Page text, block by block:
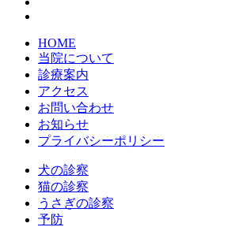
HOME
当院について
診療案内
アクセス
お問い合わせ
お知らせ
プライバシーポリシー
犬の診察
猫の診察
うさぎの診察
予防